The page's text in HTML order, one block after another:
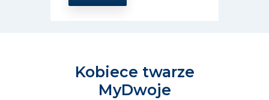
Kobiece twarze
MyDwoje